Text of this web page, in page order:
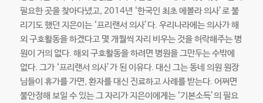
필요한 곳을 찾아다녔고, 2014년 ‘한국인 최초 에볼라 의사’로 불
리기도 했던 지은이는 ‘프리랜서 의사’다. 우리나라에는 의사가 해
외 구호활동을 하겠다고 몇 개월씩 자리 비우는 것을 허락해주는 병
원이 거의 없다. 해외 구호활동을 하려면 병원을 그만두는 수밖에
없다. 그가 ‘프리랜서 의사’가 된 이유다. 대신 그는 동네 의원 원장
님들이 휴가를 가면, 환자를 대신 진료하고 사례를 받는다. 어쩌면
불안정해 보일 수 있는 그 자리가 지은이에게는 ‘기본소득’의 필요